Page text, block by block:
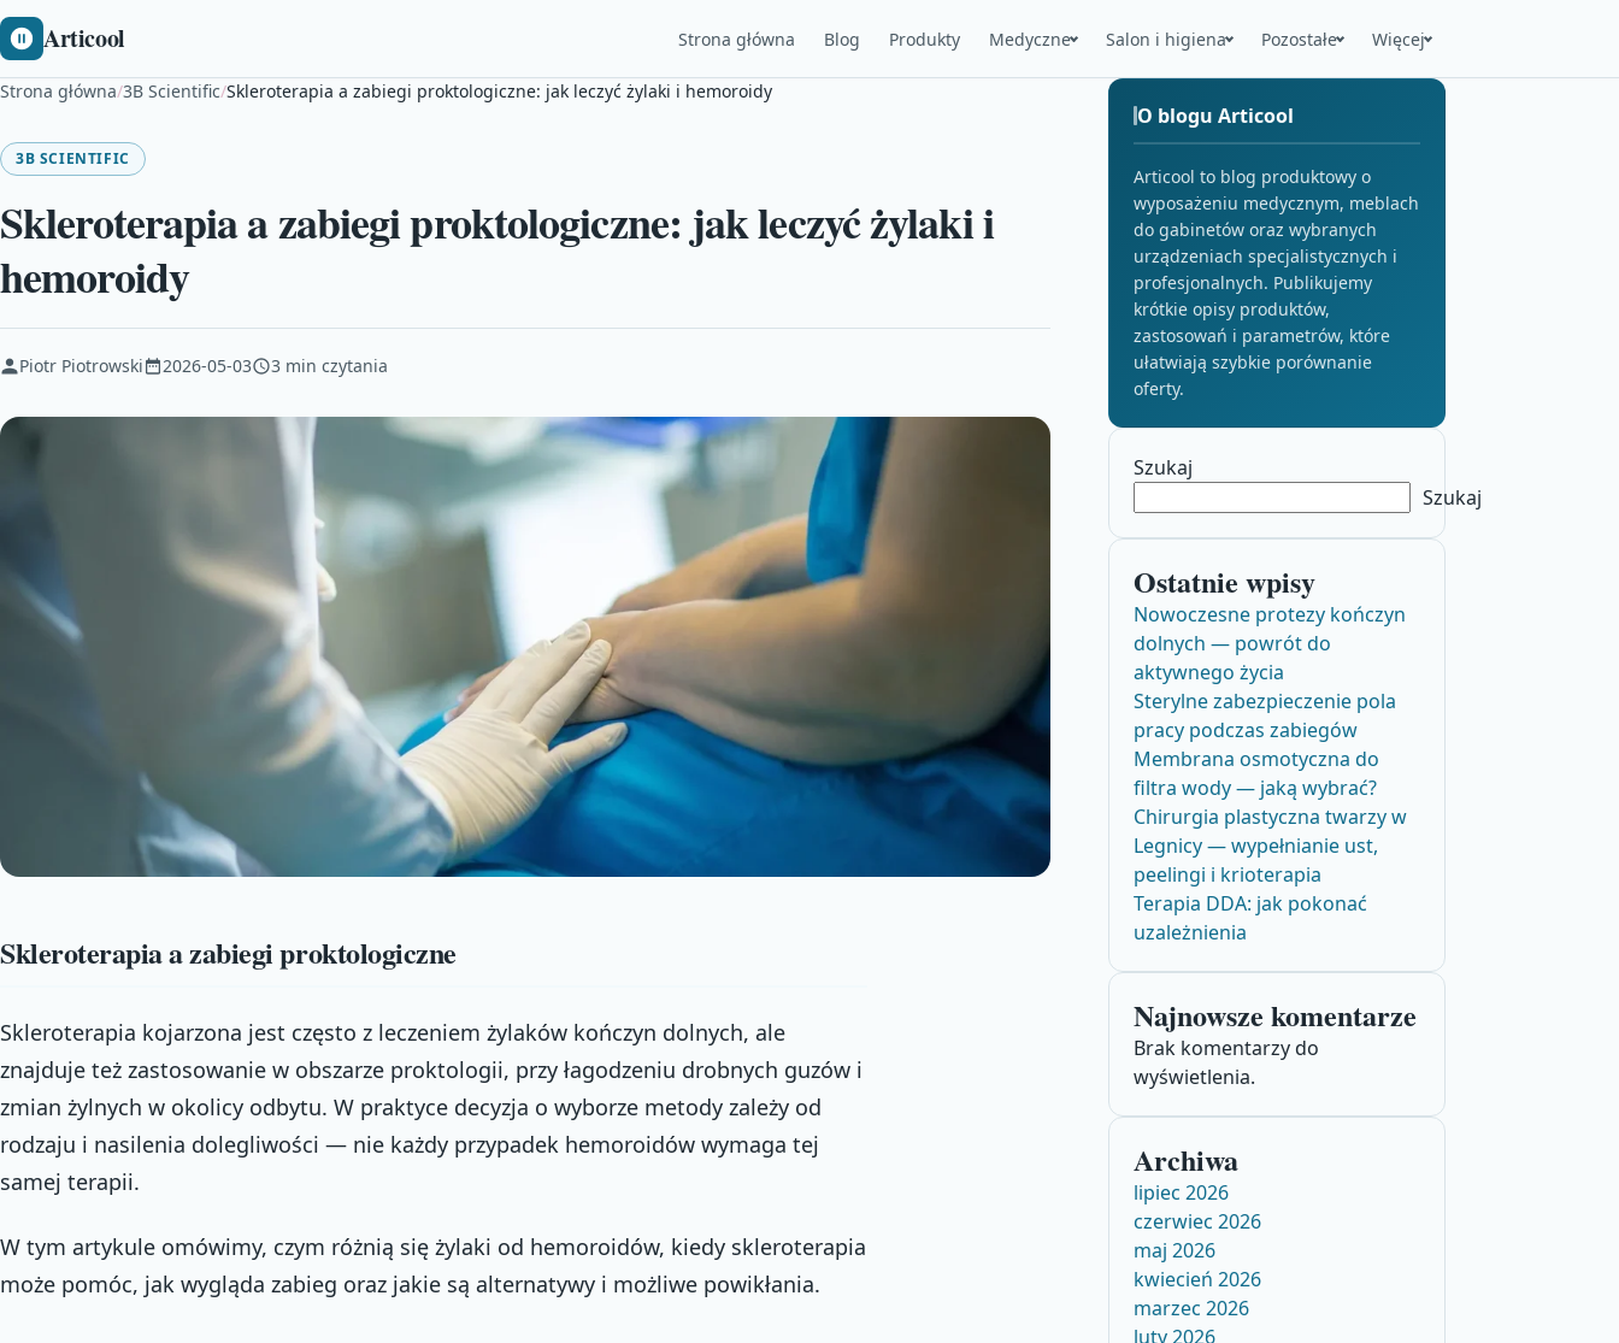
Articool Strona główna Blog Produkty Medyczne Salon i higiena Pozostałe Więcej
Strona główna/3B Scientific/Skleroterapia a zabiegi proktologiczne: jak leczyć żylaki i hemoroidy
3B SCIENTIFIC
Skleroterapia a zabiegi proktologiczne: jak leczyć żylaki i
hemoroidy
Piotr Piotrowski 2026-05-03 3 min czytania
Skleroterapia a zabiegi proktologiczne
Skleroterapia kojarzona jest często z leczeniem żylaków kończyn dolnych, ale
znajduje też zastosowanie w obszarze proktologii, przy łagodzeniu drobnych guzów i
zmian żylnych w okolicy odbytu. W praktyce decyzja o wyborze metody zależy od
rodzaju i nasilenia dolegliwości — nie każdy przypadek hemoroidów wymaga tej
samej terapii.
W tym artykule omówimy, czym różnią się żylaki od hemoroidów, kiedy skleroterapia
może pomóc, jak wygląda zabieg oraz jakie są alternatywy i możliwe powikłania.
O blogu Articool
Articool to blog produktowy o
wyposażeniu medycznym, meblach
do gabinetów oraz wybranych
urządzeniach specjalistycznych i
profesjonalnych. Publikujemy
krótkie opisy produktów,
zastosowań i parametrów, które
ułatwiają szybkie porównanie
oferty.
Szukaj
Szukaj
Ostatnie wpisy
Nowoczesne protezy kończyn
dolnych — powrót do
aktywnego życia
Sterylne zabezpieczenie pola
pracy podczas zabiegów
Membrana osmotyczna do
filtra wody — jaką wybrać?
Chirurgia plastyczna twarzy w
Legnicy — wypełnianie ust,
peelingi i krioterapia
Terapia DDA: jak pokonać
uzależnienia
Najnowsze komentarze
Brak komentarzy do
wyświetlenia.
Archiwa
lipiec 2026
czerwiec 2026
maj 2026
kwiecień 2026
marzec 2026
luty 2026